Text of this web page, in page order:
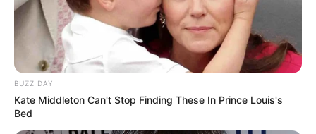
BUZZ DAY
Kate Middleton Can't Stop Finding These In Prince Louis's
Bed